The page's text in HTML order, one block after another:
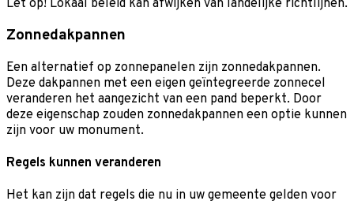
Let op! Lokaal beleid kan afwijken van landelijke richtlijnen.
Zonnedakpannen
Een alternatief op zonnepanelen zijn zonnedakpannen.
Deze dakpannen met een eigen geïntegreerde zonnecel
veranderen het aangezicht van een pand beperkt. Door
deze eigenschap zouden zonnedakpannen een optie kunnen
zijn voor uw monument.
Regels kunnen veranderen
Het kan zijn dat regels die nu in uw gemeente gelden voor